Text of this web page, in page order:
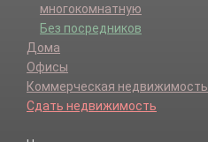
многокомнатную
Без посредников
Дома
Офисы
Коммерческая недвижимость
Сдать недвижимость